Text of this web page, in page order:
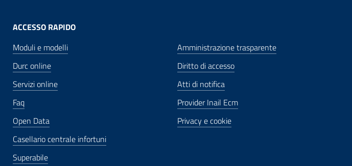
ACCESSO RAPIDO
Moduli e modelli
Durc online
Servizi online
Faq
Open Data
Casellario centrale infortuni
Superabile
Amministrazione trasparente
Diritto di accesso
Atti di notifica
Provider Inail Ecm
Privacy e cookie